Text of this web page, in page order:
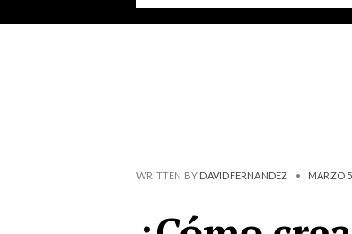
WRITTEN BY DAVIDFERNANDEZ • MARZO